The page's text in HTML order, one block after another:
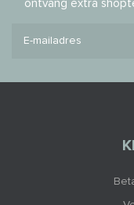
ontvang extra